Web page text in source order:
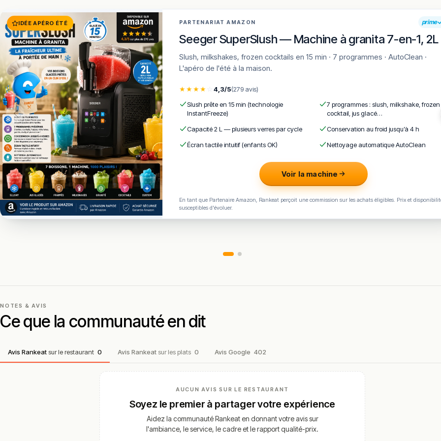
IDÉE APÉRO ÉTÉ PARTENARIAT AMAZON prime
Seeger SuperSlush — Machine à granita 7-en-1, 2L
Slush, milkshakes, frozen cocktails en 15 min · 7 programmes · AutoClean ·
L'apéro de l'été à la maison.
★★★★ ☆4,3/5(279 avis)
Slush prête en 15 min (technologie
InstantFreeze)
7 programmes : slush, milkshake, frozen
cocktail, jus glacé…
Capacité 2 L — plusieurs verres par cycle
Conservation au froid jusqu’à 4 h
Écran tactile intuitif (enfants OK)
Nettoyage automatique AutoClean
Voir la machine
En tant que Partenaire Amazon, Rankeat perçoit une commission sur les achats éligibles. Prix et
susceptibles d'évoluer.
NOTES & AVIS
Ce que la communauté en dit
Avis Rankeatsur le restaurant 0 Avis Rankeat sur les plats 0 Avis Google 402
AUCUN AVIS SUR LE RESTAURANT
Soyez le premier à partager votre expérience
Aidez la communauté Rankeat en donnant votre avis sur
l'ambiance, le service, le cadre et le rapport qualité-prix.